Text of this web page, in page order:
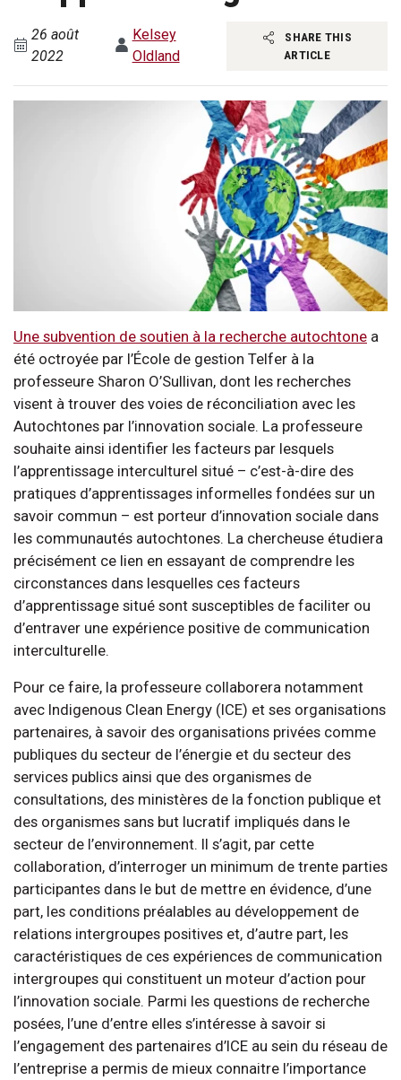
26 août
2022
Kelsey
Oldland
SHARE THIS
ARTICLE
Une subvention de soutien à la recherche autochtone a
été octroyée par l’École de gestion Telfer à la
professeure Sharon O’Sullivan, dont les recherches
visent à trouver des voies de réconciliation avec les
Autochtones par l’innovation sociale. La professeure
souhaite ainsi identifier les facteurs par lesquels
l’apprentissage interculturel situé – c’est-à-dire des
pratiques d’apprentissages informelles fondées sur un
savoir commun – est porteur d’innovation sociale dans
les communautés autochtones. La chercheuse étudiera
précisément ce lien en essayant de comprendre les
circonstances dans lesquelles ces facteurs
d’apprentissage situé sont susceptibles de faciliter ou
d’entraver une expérience positive de communication
interculturelle.
Pour ce faire, la professeure collaborera notamment
avec Indigenous Clean Energy (ICE) et ses organisations
partenaires, à savoir des organisations privées comme
publiques du secteur de l’énergie et du secteur des
services publics ainsi que des organismes de
consultations, des ministères de la fonction publique et
des organismes sans but lucratif impliqués dans le
secteur de l’environnement. Il s’agit, par cette
collaboration, d’interroger un minimum de trente parties
participantes dans le but de mettre en évidence, d’une
part, les conditions préalables au développement de
relations intergroupes positives et, d’autre part, les
caractéristiques de ces expériences de communication
intergroupes qui constituent un moteur d’action pour
l’innovation sociale. Parmi les questions de recherche
posées, l’une d’entre elles s’intéresse à savoir si
l’engagement des partenaires d’ICE au sein du réseau de
l’entreprise a permis de mieux connaitre l’importance